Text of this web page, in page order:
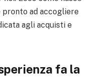
pronto ad accogliere
agli acquisti e
fa la